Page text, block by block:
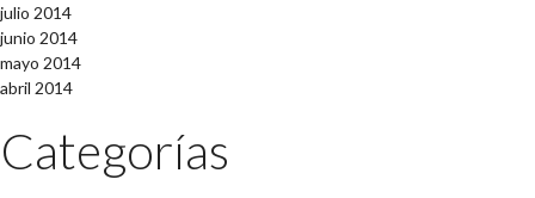
julio 2014
junio 2014
mayo 2014
abril 2014
Categorías